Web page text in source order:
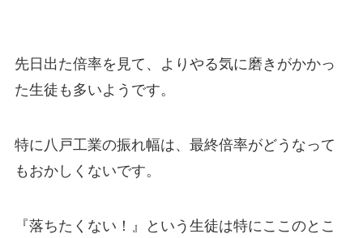
先日出た倍率を見て、よりやる気に磨きがかかっ
た生徒も多いようです。
特に八戸工業の振れ幅は、最終倍率がどうなって
もおかしくないです。
『落ちたくない！』という生徒は特にここのとこ